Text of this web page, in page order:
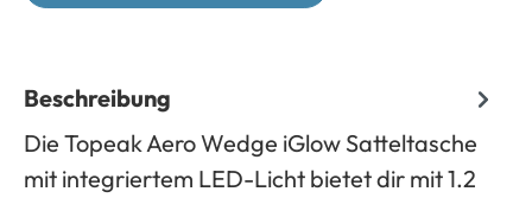
Beschreibung
Die Topeak Aero Wedge iGlow Satteltasche
mit integriertem LED-Licht bietet dir mit 1.2